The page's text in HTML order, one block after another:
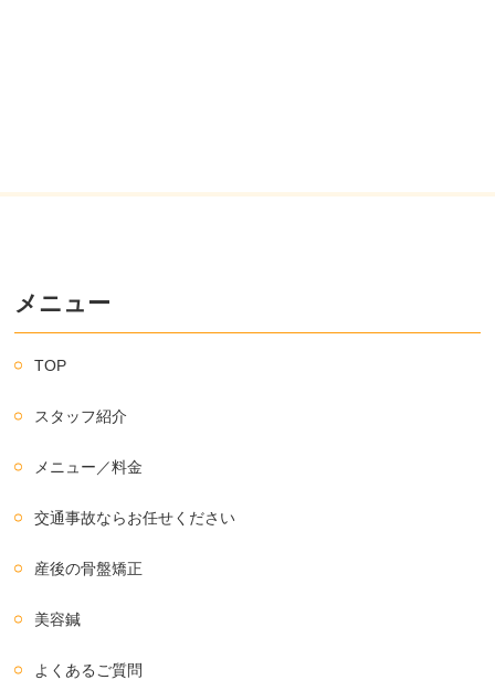
メニュー
TOP
スタッフ紹介
メニュー／料金
交通事故ならお任せください
産後の骨盤矯正
美容鍼
よくあるご質問